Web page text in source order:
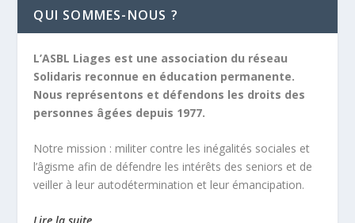
QUI SOMMES-NOUS ?
L’ASBL Liages est une association du réseau
Solidaris reconnue en éducation permanente.
Nous représentons et défendons les droits des
personnes âgées depuis 1977.
Notre mission : militer contre les inégalités sociales et
l’âgisme afin de défendre les intérêts des seniors et de
veiller à leur autodétermination et leur émancipation.